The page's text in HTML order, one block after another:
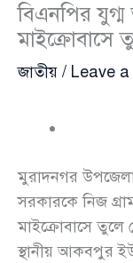
বিএনপির
মাইক্রোবাসে
জাতীয় / Leave
মুরাদনগর
সরকারকে নিজ
মাইক্রোবাসে তুলে
স্থানীয় আকবপুর